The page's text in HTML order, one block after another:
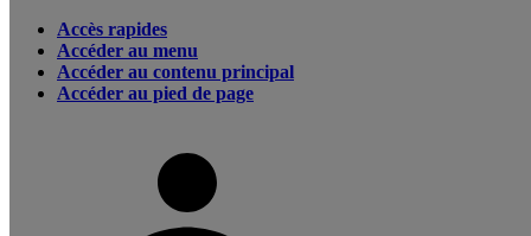
Accès rapides
Accéder au menu
Accéder au contenu principal
Accéder au pied de page